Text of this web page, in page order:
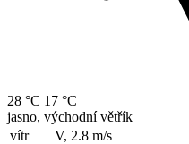
28 °C 17 °C
jasno, východní větřík
vítr
V, 2.8 m/s